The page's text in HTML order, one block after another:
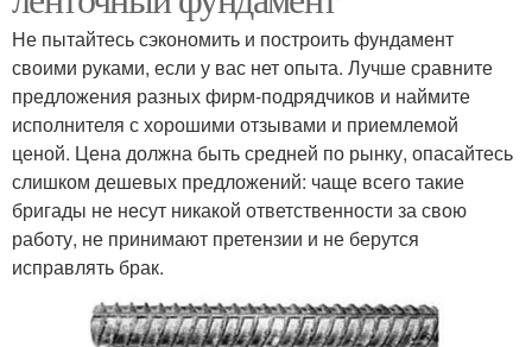
Не пытайтесь сэкономить и построить фундамент
своими руками, если у вас нет опыта. Лучше сравните
предложения разных фирм-подрядчиков и наймите
исполнителя с хорошими отзывами и приемлемой
ценой. Цена должна быть средней по рынку, опасайтесь
слишком дешевых предложений: чаще всего такие
бригады не несут никакой ответственности за свою
работу, не принимают претензии и не берутся
исправлять брак.